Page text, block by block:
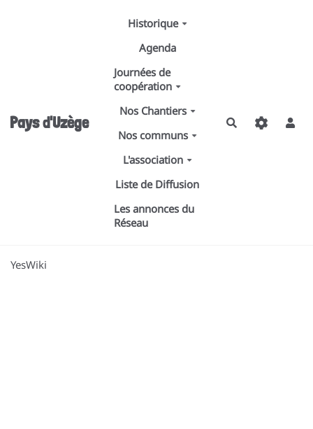
Aller au contenu principal
Pays d'Uzège
Historique
Agenda
Journées de
coopération
Nos Chantiers
Nos communs
L'association
Liste de Diffusion
Les annonces du
Réseau
Rechercher
YesWiki